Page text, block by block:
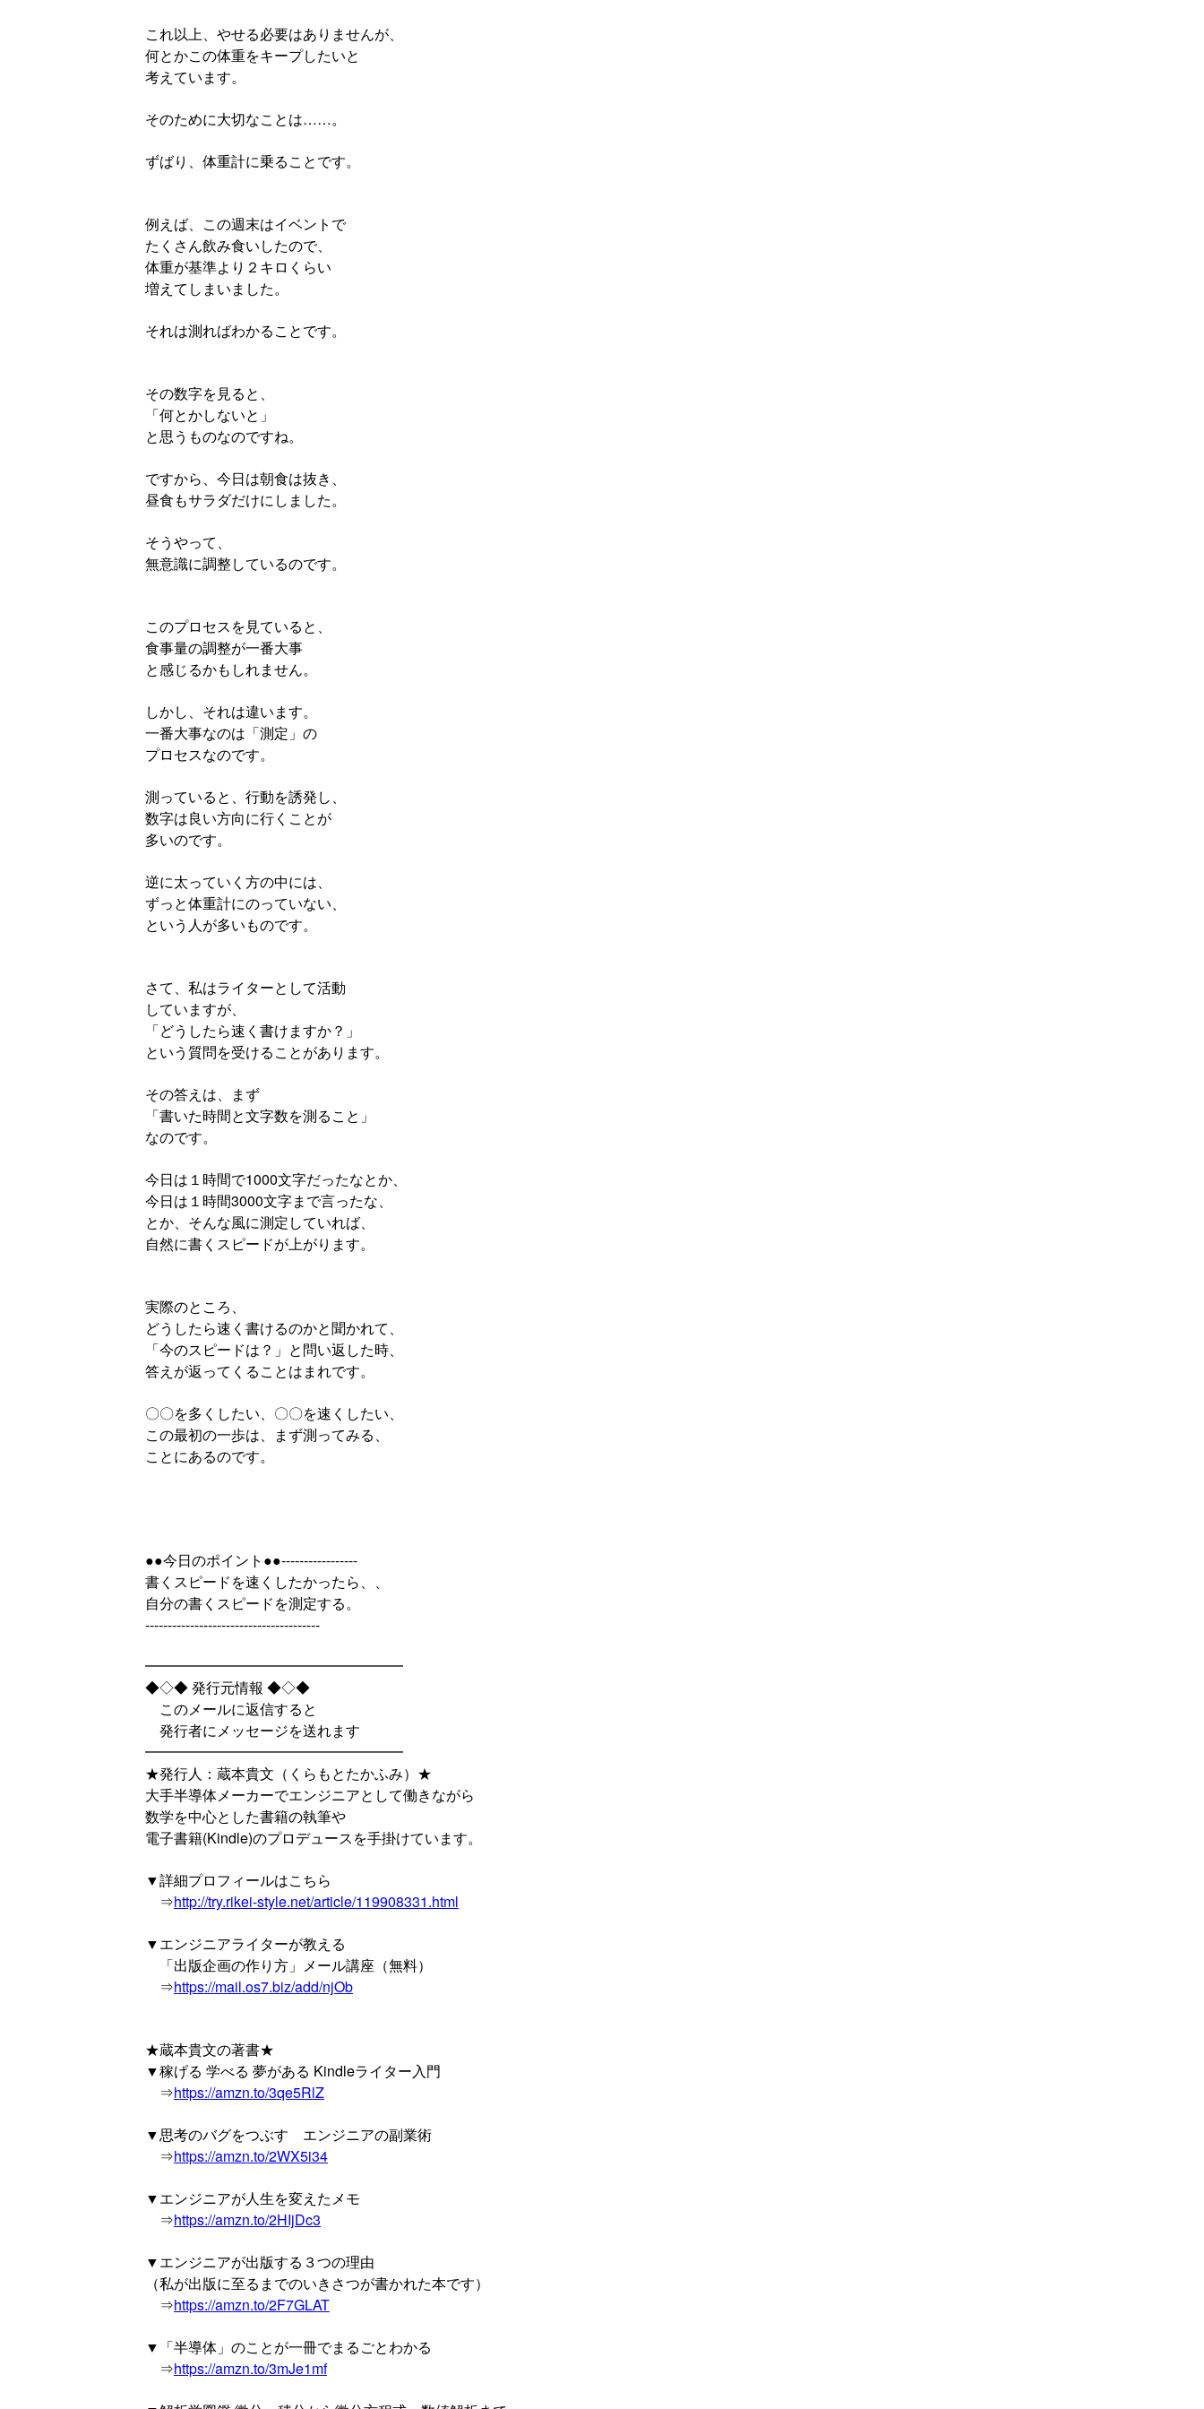
これ以上、やせる必要はありませんが、
何とかこの体重をキープしたいと
考えています。
そのために大切なことは……。
ずばり、体重計に乗ることです。
例えば、この週末はイベントで
たくさん飲み食いしたので、
体重が基準より２キロくらい
増えてしまいました。
それは測ればわかることです。
その数字を見ると、
「何とかしないと」
と思うものなのですね。
ですから、今日は朝食は抜き、
昼食もサラダだけにしました。
そうやって、
無意識に調整しているのです。
このプロセスを見ていると、
食事量の調整が一番大事
と感じるかもしれません。
しかし、それは違います。
一番大事なのは「測定」の
プロセスなのです。
測っていると、行動を誘発し、
数字は良い方向に行くことが
多いのです。
逆に太っていく方の中には、
ずっと体重計にのっていない、
という人が多いものです。
さて、私はライターとして活動
していますが、
「どうしたら速く書けますか？」
という質問を受けることがあります。
その答えは、まず
「書いた時間と文字数を測ること」
なのです。
今日は１時間で1000文字だったなとか、
今日は１時間3000文字まで言ったな、
とか、そんな風に測定していれば、
自然に書くスピードが上がります。
実際のところ、
どうしたら速く書けるのかと聞かれて、
「今のスピードは？」と問い返した時、
答えが返ってくることはまれです。
〇〇を多くしたい、〇〇を速くしたい、
この最初の一歩は、まず測ってみる、
ことにあるのです。
●●今日のポイント●●-----------------
書くスピードを速くしたかったら、、
自分の書くスピードを測定する。
---------------------------------------
━━━━━━━━━━━━━━━━━━
◆◇◆ 発行元情報 ◆◇◆
このメールに返信すると
発行者にメッセージを送れます
━━━━━━━━━━━━━━━━━━
★発行人：蔵本貴文（くらもとたかふみ）★
大手半導体メーカーでエンジニアとして働きながら
数学を中心とした書籍の執筆や
電子書籍(Kindle)のプロデュースを手掛けています。
▼詳細プロフィールはこちら
⇒http://try.rikei-style.net/article/119908331.html
▼エンジニアライターが教える
「出版企画の作り方」メール講座（無料）
⇒https://mail.os7.biz/add/njOb
★蔵本貴文の著書★
▼稼げる 学べる 夢がある Kindleライター入門
⇒https://amzn.to/3qe5RlZ
▼思考のバグをつぶす エンジニアの副業術
⇒https://amzn.to/2WX5i34
▼エンジニアが人生を変えたメモ
⇒https://amzn.to/2HIjDc3
▼エンジニアが出版する３つの理由
（私が出版に至るまでのいきさつが書かれた本です）
⇒https://amzn.to/2F7GLAT
▼「半導体」のことが一冊でまるごとわかる
⇒https://amzn.to/3mJe1mf